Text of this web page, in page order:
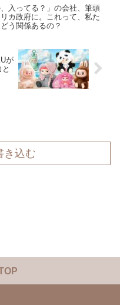
、入ってる？」の会社、筆頭
カ政府に。これって、私た
う関係あるの？
が
き込む